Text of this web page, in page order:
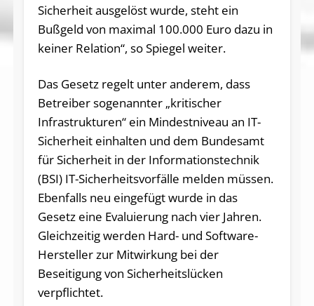
Sicherheit ausgelöst wurde, steht ein
Bußgeld von maximal 100.000 Euro dazu in
keiner Relation“, so Spiegel weiter.
Das Gesetz regelt unter anderem, dass
Betreiber sogenannter „kritischer
Infrastrukturen“ ein Mindestniveau an IT-
Sicherheit einhalten und dem Bundesamt
für Sicherheit in der Informationstechnik
(BSI) IT-Sicherheitsvorfälle melden müssen.
Ebenfalls neu eingefügt wurde in das
Gesetz eine Evaluierung nach vier Jahren.
Gleichzeitig werden Hard- und Software-
Hersteller zur Mitwirkung bei der
Beseitigung von Sicherheitslücken
verpflichtet.